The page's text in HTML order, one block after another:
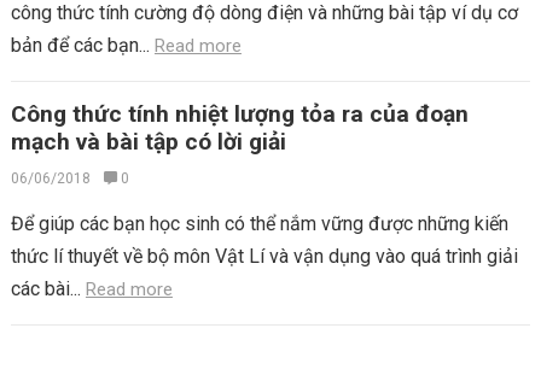
công thức tính cường độ dòng điện và những bài tập ví dụ cơ
bản để các bạn... Read more
Công thức tính nhiệt lượng tỏa ra của đoạn
mạch và bài tập có lời giải
06/06/2018 0
Để giúp các bạn học sinh có thể nắm vững được những kiến
thức lí thuyết về bộ môn Vật Lí và vận dụng vào quá trình giải
các bài... Read more